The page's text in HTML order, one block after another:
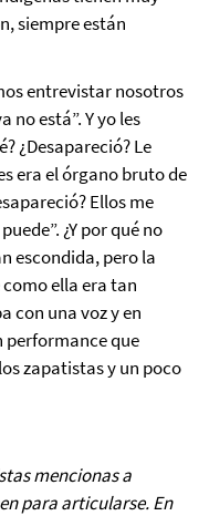
siempre están
entrevistar nosotros
no está”. Y yo les
¿Desapareció? Le
era el órgano bruto de
Ellos me
¿Y por qué no
escondida, pero la
ella era tan
con una voz y en
performance que
zapatistas y un poco
mencionas a
para articularse. En